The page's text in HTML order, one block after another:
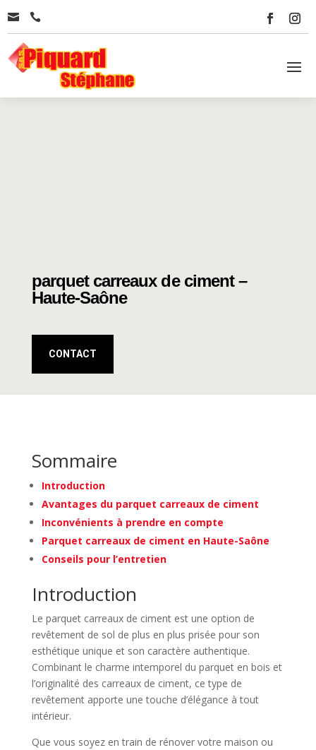
 
parquet carreaux de ciment –
Haute-Saône
CONTACT
Sommaire
Introduction
Avantages du parquet carreaux de ciment
Inconvénients à prendre en compte
Parquet carreaux de ciment en Haute-Saône
Conseils pour l’entretien
Introduction
Le parquet carreaux de ciment est une option de
revêtement de sol de plus en plus prisée pour son
esthétique unique et son caractère authentique.
Combinant le charme intemporel du parquet en bois et
l’originalité des carreaux de ciment, ce type de
revêtement apporte une touche d’élégance à tout
intérieur.
Que vous soyez en train de rénover votre maison ou